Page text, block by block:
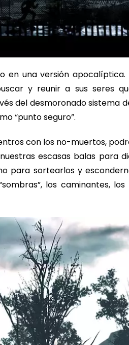
en una versión apocalíptica.
y reunir a sus seres
del desmoronado sistema
“punto seguro”.
con los no-muertos,
escasas balas para
para sortearlos y
los caminantes,